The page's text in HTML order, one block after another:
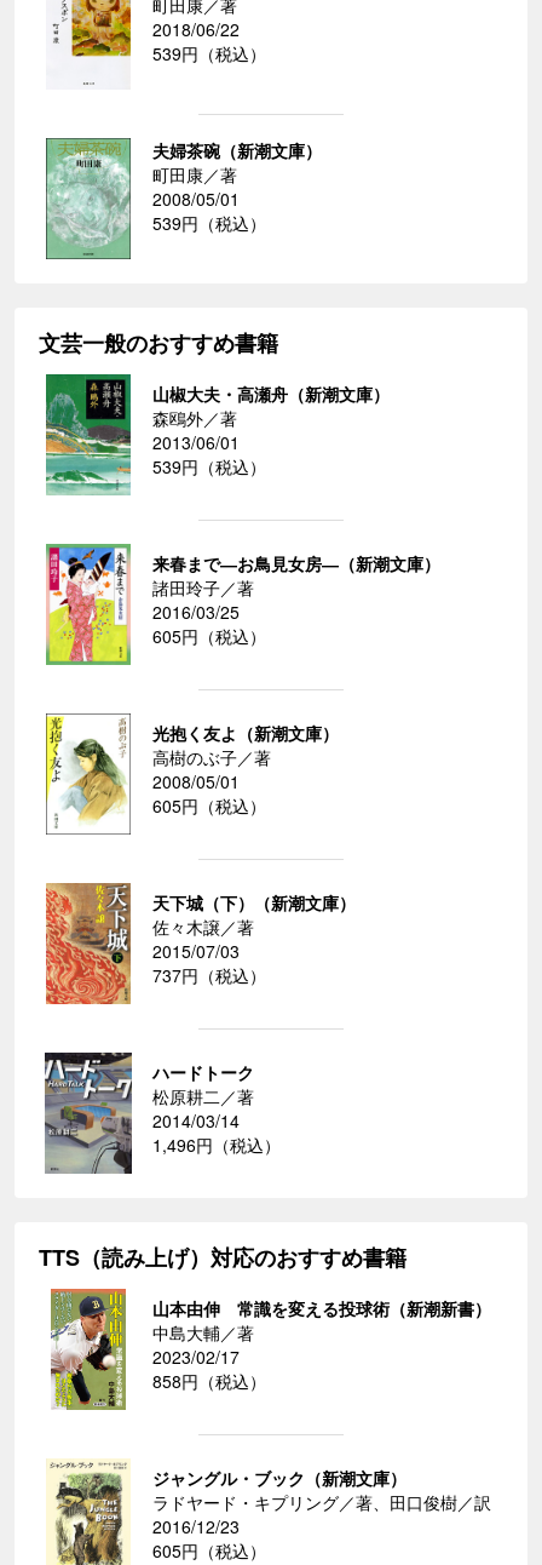
町田康／著
2018/06/22
539円（税込）
夫婦茶碗（新潮文庫）
町田康／著
2008/05/01
539円（税込）
文芸一般のおすすめ書籍
山椒大夫・高瀬舟（新潮文庫）
森鴎外／著
2013/06/01
539円（税込）
来春まで―お鳥見女房―（新潮文庫）
諸田玲子／著
2016/03/25
605円（税込）
光抱く友よ（新潮文庫）
高樹のぶ子／著
2008/05/01
605円（税込）
天下城（下）（新潮文庫）
佐々木譲／著
2015/07/03
737円（税込）
ハードトーク
松原耕二／著
2014/03/14
1,496円（税込）
TTS（読み上げ）対応のおすすめ書籍
山本由伸 常識を変える投球術（新潮新書）
中島大輔／著
2023/02/17
858円（税込）
ジャングル・ブック（新潮文庫）
ラドヤード・キプリング／著、田口俊樹／訳
2016/12/23
605円（税込）